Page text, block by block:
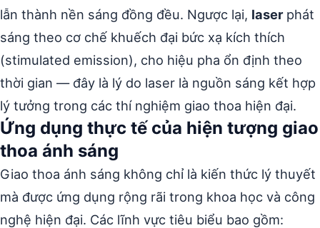
lẫn thành nền sáng đồng đều. Ngược lại, laserphát
sáng theo cơ chế khuếch đại bức xạ kích thích
(stimulated emission), cho hiệu pha ổn định theo
thời gian — đây là lý do laser là nguồn sáng kết hợp
lý tưởng trong các thí nghiệm giao thoa hiện đại.
Ứng dụng thực tế của hiện tượng giao
thoa ánh sáng
Giao thoa ánh sáng không chỉ là kiến thức lý thuyết
mà được ứng dụng rộng rãi trong khoa học và công
nghệ hiện đại. Các lĩnh vực tiêu biểu bao gồm: